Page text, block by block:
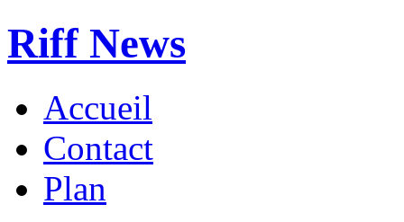
Riff News
Accueil
Contact
Plan